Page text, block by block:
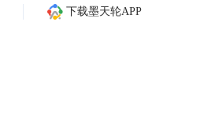
下载墨天轮APP